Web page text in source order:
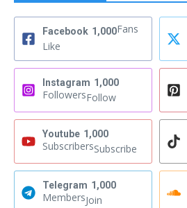
Facebook 1,000Fans
Like
Instagram 1,000
FollowersFollow
Youtube 1,000
SubscribersSubscribe
Telegram 1,000
MembersJoin